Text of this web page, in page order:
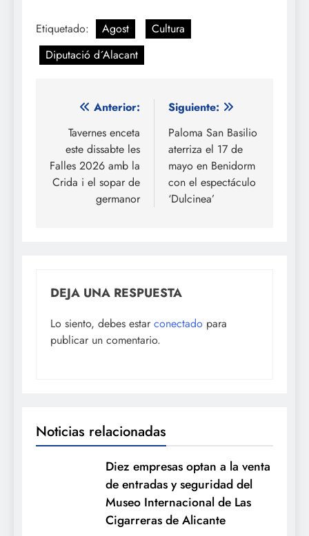
Etiquetado: Agost
Cultura
Diputació d´Alacant
Navegación
de
entradas
Anterior:
Tavernes enceta
este dissabte les
Falles 2026 amb la
Crida i el sopar de
germanor
Siguiente:
Paloma San Basilio
aterriza el 17 de
mayo en Benidorm
con el espectáculo
‘Dulcinea’
DEJA UNA RESPUESTA
Lo siento, debes estar conectado para
publicar un comentario.
Noticias relacionadas
Diez empresas optan a la venta
de entradas y seguridad del
Museo Internacional de Las
Cigarreras de Alicante